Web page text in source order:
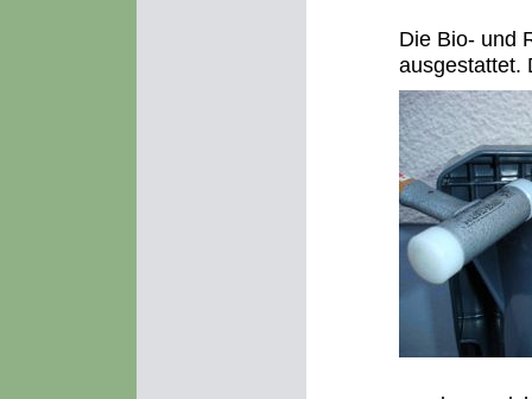
Die Bio- und
ausgestattet.